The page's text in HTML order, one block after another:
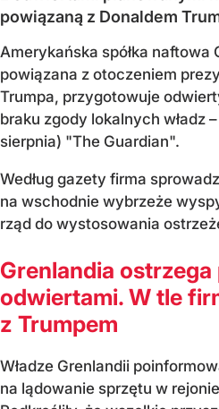
powiązaną z Donaldem
Amerykańska spółka naftowa
powiązana z otoczeniem
Trumpa, przygotowuje
braku zgody lokalnych władz
sierpnia) "The Guardian".
Według gazety firma
na wschodnie wybrzeże
rząd do wystosowania
Grenlandia ostrzega
odwiertami. W tle
z Trumpem
Władze Grenlandii
na lądowanie sprzętu w